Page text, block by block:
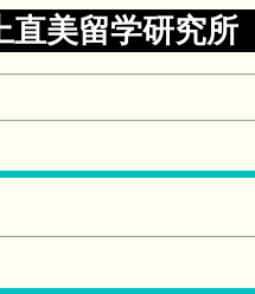
美留学研究所